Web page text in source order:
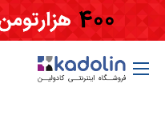
Skip to Content